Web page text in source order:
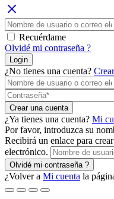
Recuérdame
Olvidé mi contraseña ?
Login
¿No tienes una cuenta?
Crear una cuenta
¿Ya tienes una cuenta? Mi
Por favor, introduzca su
Recibirá un enlace para
electrónico.
Olvidé mi contraseña ?
¿Volver a Mi cuenta la